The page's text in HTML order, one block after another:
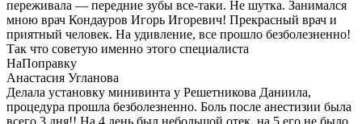
переживала — передние зубы все-таки. Не шутка. Занимался
мною врач Кондауров Игорь Игоревич! Прекрасный врач и
приятный человек. На удивление, все прошло безболезненно!
Так что советую именно этого специалиста
НаПоправку
Анастасия Угланова
Делала установку минивинта у Решетникова Даниила,
процедура прошла безболезненно. Боль после анестизии была